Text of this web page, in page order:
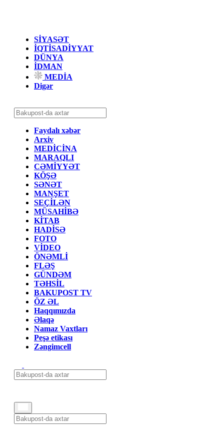
SİYASƏT
İQTİSADİYYAT
DÜNYA
İDMAN
MEDİA
Digər
Faydalı xəbər
Arxiv
MEDİCİNA
MARAQLI
CƏMİYYƏT
KÖŞƏ
SƏNƏT
MANŞET
SEÇİLƏN
MÜSAHİBƏ
KİTAB
HADİSƏ
FOTO
VİDEO
ÖNƏMLİ
FLƏŞ
GÜNDƏM
TƏHSİL
BAKUPOST TV
ÖZ ƏL
Haqqımızda
Əlaqə
Namaz Vaxtları
Peşə etikası
Zəngimcell